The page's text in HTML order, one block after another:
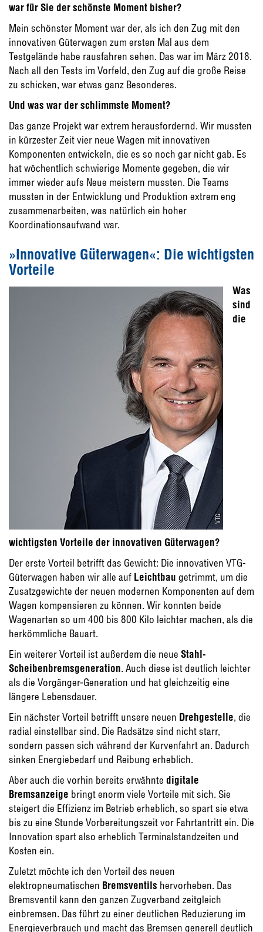
war für Sie der schönste Moment bisher?
Mein schönster Moment war der, als ich den Zug mit den
innovativen Güterwagen zum ersten Mal aus dem
Testgelände habe rausfahren sehen. Das war im März 2018.
Nach all den Tests im Vorfeld, den Zug auf die große Reise
zu schicken, war etwas ganz Besonderes.
Und was war der schlimmste Moment?
Das ganze Projekt war extrem herausfordernd. Wir mussten
in kürzester Zeit vier neue Wagen mit innovativen
Komponenten entwickeln, die es so noch gar nicht gab. Es
hat wöchentlich schwierige Momente gegeben, die wir
immer wieder aufs Neue meistern mussten. Die Teams
mussten in der Entwicklung und Produktion extrem eng
zusammenarbeiten, was natürlich ein hoher
Koordinationsaufwand war.
»Innovative Güterwagen«: Die wichtigsten
Vorteile
VTG
Was
sind
die
wichtigsten Vorteile der innovativen Güterwagen?
Der erste Vorteil betrifft das Gewicht: Die innovativen VTG-
Güterwagen haben wir alle auf Leichtbau getrimmt, um die
Zusatzgewichte der neuen modernen Komponenten auf dem
Wagen kompensieren zu können. Wir konnten beide
Wagenarten so um 400 bis 800 Kilo leichter machen, als die
herkömmliche Bauart.
Ein weiterer Vorteil ist außerdem die neue Stahl-
Scheibenbremsgeneration. Auch diese ist deutlich leichter
als die Vorgänger-Generation und hat gleichzeitig eine
längere Lebensdauer.
Ein nächster Vorteil betrifft unsere neuen Drehgestelle, die
radial einstellbar sind. Die Radsätze sind nicht starr,
sondern passen sich während der Kurvenfahrt an. Dadurch
sinken Energiebedarf und Reibung erheblich.
Aber auch die vorhin bereits erwähnte digitale
Bremsanzeige bringt enorm viele Vorteile mit sich. Sie
steigert die Effizienz im Betrieb erheblich, so spart sie etwa
bis zu eine Stunde Vorbereitungszeit vor Fahrtantritt ein. Die
Innovation spart also erheblich Terminalstandzeiten und
Kosten ein.
Zuletzt möchte ich den Vorteil des neuen
elektropneumatischen Bremsventils hervorheben. Das
Bremsventil kann den ganzen Zugverband zeitgleich
einbremsen. Das führt zu einer deutlichen Reduzierung im
Energieverbrauch und macht das Bremsen generell deutlich